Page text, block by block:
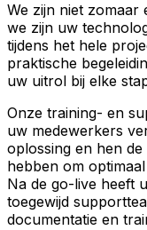
We zijn niet
we zijn uw
tijdens het hele
praktische
uw uitrol bij elke
Onze training- en
uw medewerkers
oplossing en hen
hebben om
Na de go-live heeft
toegewijd
documentatie en